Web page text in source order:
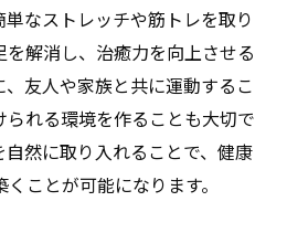
なストレッチや筋トレを取り
解消し、治癒力を向上させる
友人や家族と共に運動するこ
られる環境を作ることも大切で
然に取り入れることで、健康
ことが可能になります。